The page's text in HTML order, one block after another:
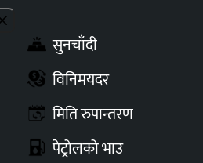
Close menu
सुनचाँदी
विनिमयदर
मिति रुपान्तरण
पेट्रोलको भाउ